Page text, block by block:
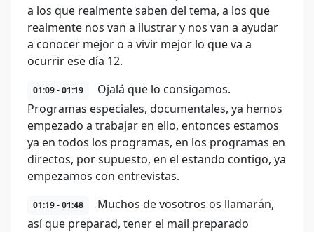
a los que realmente saben del tema, a los que
realmente nos van a ilustrar y nos van a ayudar
a conocer mejor o a vivir mejor lo que va a
ocurrir ese día 12.
01:09 - 01:19
Ojalá que lo consigamos.
Programas especiales, documentales, ya hemos
empezado a trabajar en ello, entonces estamos
ya en todos los programas, en los programas en
directos, por supuesto, en el estando contigo, ya
empezamos con entrevistas.
01:19 - 01:48
Muchos de vosotros os llamarán,
así que preparad, tener el mail preparado